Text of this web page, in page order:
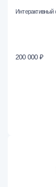
Интерактивный
200 000 ₽